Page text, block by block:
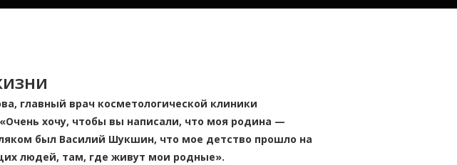
главный врач косметологической клиники
хочу, чтобы вы написали, что моя родина —
был Василий Шукшин, что мое детство прошло на
людей, там, где живут мои родные».